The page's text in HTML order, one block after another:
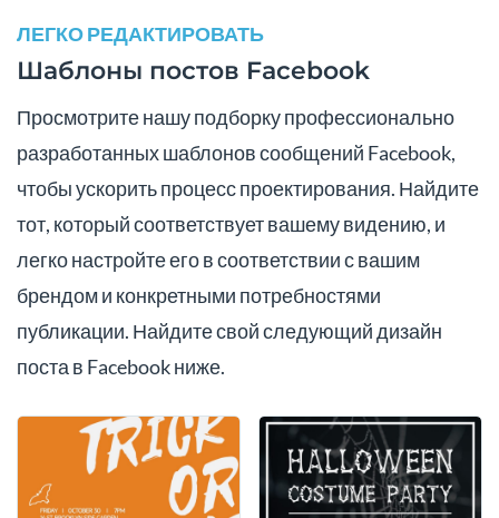
ЛЕГКО РЕДАКТИРОВАТЬ
Шаблоны постов Facebook
Просмотрите нашу подборку профессионально
разработанных шаблонов сообщений Facebook,
чтобы ускорить процесс проектирования. Найдите
тот, который соответствует вашему видению, и
легко настройте его в соответствии с вашим
брендом и конкретными потребностями
публикации. Найдите свой следующий дизайн
поста в Facebook ниже.